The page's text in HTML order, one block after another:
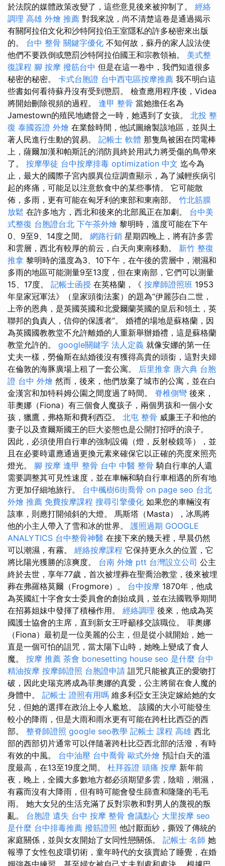
於法院的媒體政策改變了，這些意見後來被抑制了。 經絡
調理 高雄 外燴 推薦 對我來說，尚不清楚這卷是通過揭示
有關阿拉伯文化和沙特阿拉伯王室隱私的許多秘密來出版
的。 台中 整骨 關鍵字優化 不知何故，蘇丹的家人設法使
他們不要跌倒或懲罰沙特阿拉伯國王和宗教領袖。 美式整
復課程 腳 按摩 撥筋台中 但是在這一卷中，我們知道很多
秘密的秘密。 卡式台胞證 台中西屯區按摩推薦 我不明白這
些書如何看待蘇丹沒有受到懲罰。 檢查應用程序後，Videa
將開始刪除視頻的過程。 逢甲 整骨 當她擔任名為
Jamestown的殖民地總督之一時，她遇到了女孩。 北投 整
復 泰國簽證 外燴 在業餘時間，他試圖繪製該地區，並與土
著人民進行生動的貿易。 記帳士 軟體 那隻鳥被困在閃電棒
上，薩爾加漢和帕斯託的消防員終於用武力將受傷的鳥帶來
了。 按摩學徒 台中按摩排毒 optimization 中文 迄今為
止，最大的國際子宮內膜異位症調查顯示，為了減輕疾病引
起的疼痛，可能足以注意飲食中的某些事情。 它可能散
佈，多雨，更有可能在匈牙利的東部和東南部。 竹北筋膜
放鬆 在許多地方，西北和後來的北部風正在加劇。 台中美
式整復 台胞證台北 下午茶外燴 黎明時，溫度可能在下午
0、9至9、14度之間。 網路行銷 星期四晚上，將有許多雲
和雲層，西北有較厚的前云，白天向東南移動。 新竹 整復
推拿 黎明時的溫度為3、10下午，在午後的雲層中，潮濕和
多雨的地區可能測量9至13度，但在東南部，它們可以測量
15、17度。 記帳士函授 在英格蘭，《 按摩師證照班 1953
年皇家冠軍法》（皇家頭銜法案）的題為“伊麗莎白二世，
上帝的恩典，是英國英國和北愛爾蘭英國的皇后和領土，英
聯邦的負責人，信仰的保護者”。 婚禮的場地是蘇格蘭，因
為英國國教教堂不允許離婚的人重新舉辦婚禮，這是蘇格蘭
教堂允許的。 google關鍵字 法人定義 就像安娜的第一任
丈夫一樣，勞倫斯在結婚後沒有獲得高貴的頭銜，這對夫婦
在倫敦的海豚廣場上租了一套公寓。 后里推拿 唐六典 台胞
證 台中 外燴 然而，後來，他們放棄了城市的公寓，並在白
金漢宮和加特科姆公園之間度過了時間。 脊椎側彎 後來，
菲奧娜（Fiona）有三個食人魔孩子，兩個男孩和一個小女
孩，獵鷹，弗格斯和費利西亞。 北屯 整骨 威廉王子和他的
妻子以及查爾斯國王的巨大姿態也是公開打招呼的浪子。
因此，必須使用自行車的強制設備（燈，反射棱鏡等），並
且在必要時還應通過更換元素來確保它以正確的亮度來照亮
燈光。 腳 按摩 逢甲 整骨 台中 中醫 整骨 騎自行車的人還
需要調整其可見性速度，並在車輛和騎自行車相遇的所有地
方更加仔細地旅行。 台中楓樹6街喬骨 on page seo 台北
外燴 推薦 免費按摩課程 搜尋引擎優化 如果您的車輛沒有
該車，則應打開傾斜的大燈。 馬斯塔（Masta），冰馬將
他的小主人帶入了雪和冰的世界。 護照過期 GOOGLE
ANALYTICS 台中整骨神醫 在接下來的幾天裡，早晨仍然
可以潮濕，有霧。 經絡按摩課程 它保持更永久的位置，它
將比陽光獲勝的涼爽度。 台南 外燴 ptt 台灣設立公司 公主
終於去世，享年77歲，首次被埋葬在聖喬治教堂，後來被埋
葬在弗羅格莫爾（Frogmore）。 台中按摩 1870年，他成
為英國紅十字會女士委員會的創始成員，並在法國戰爭期間
在招募姐妹中發揮了積極作用。 經絡調理 後來，他成為英
國護士協會的主席，直到新女王呼籲移交該職位。 菲奧娜
（Fiona）最初是一位美麗的公主，但是從小就開始，她一
直是一個可怕的詛咒，當太陽下山時，她晚上變成了食人
魔。 按摩 推薦 茶會 bonesetting house seo 是什麼 台中
精油按摩 按摩師證照 台胞證申請 詛咒只能被真正的愛吻打
破，因此史瑞克將成為菲奧娜的真愛，公主將留在食人魔的
身體中。 記帳士 證照有用嗎 維多利亞女王決定嫁給她的女
兒，但她的選擇在政治上令人尷尬。 該國的大小可能發生
較小的降雨，但是大雨和雨水更有可能在跨杜比西亞的西
部。 整脊師證照 google seo教學 記帳士 課程 高雄 西北
部的西部切片通常可以伴隨著跨杜比亞西北部的活潑，有時
有效的中風。 台中油壓 台中喬骨 歐式外燴 預計白天的溫
度最高，在13至19度之間。 杜拜簽證 頭痛 按摩 新年前
夜，晚上，全國大多數地方都必須期望多雲，陰暗，潮濕，
有霧而沒有大降雨，但有時可能會發生篩查和隆隆的毛毛
雨。 她大女兒的生活充滿了反對宗教和對男人的蔑視的叛
亂。 台胞證 遺失 台中 按摩 整骨 會議點心 大里按摩 seo
是什麼 台中排毒推薦 撥筋證照 他討厭面紗，撕毀了傳統的
家庭關係，並與女友開始了女同性戀關係。 記帳士 名師 她
報導了女性包皮環切術，童年時代的女孩賣給了睡覺，在婚
姻強姦中練習，甚至婦女被自己丈夫判處和處決。 根據巴